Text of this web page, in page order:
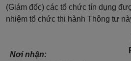
(Giám đốc) các tổ chức tín dụng
nhiệm tổ chức thi hành Thông tư
Nơi nhận: